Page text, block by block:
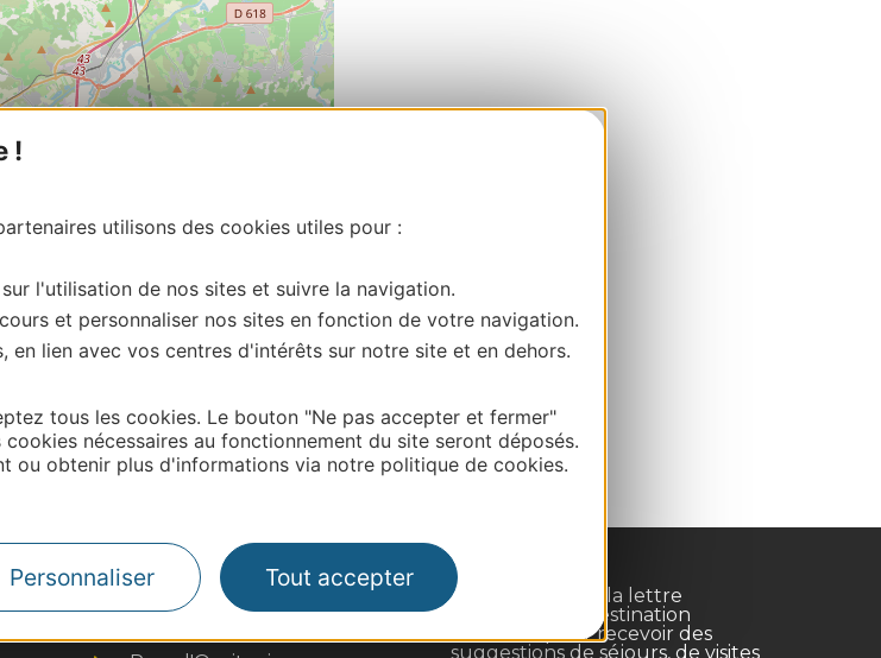
!
utilisons des cookies utiles pour :
l'utilisation de nos sites et suivre la navigation.
et personnaliser nos sites en fonction de votre navigation.
en lien avec vos centres d'intérêts sur notre site et en dehors.
tous les cookies. Le bouton "Ne pas accepter et fermer"
nécessaires au fonctionnement du site seront déposés.
ou obtenir plus d'informations via notre politique de cookies.
Personnaliser Tout accepter
Leaflet| Map data ©OpenStreetMap contributors
Orientales
Thermalisme
Inscrivez-vous à la lettre
d'information Destination
Occitanie pour recevoir des
suggestions de séjours, de visites